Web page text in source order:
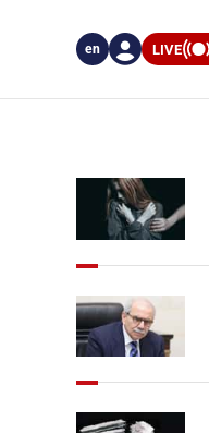
LIVE
en